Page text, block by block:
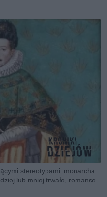
stereotypami, monarcha
lub mniej trwałe, romanse